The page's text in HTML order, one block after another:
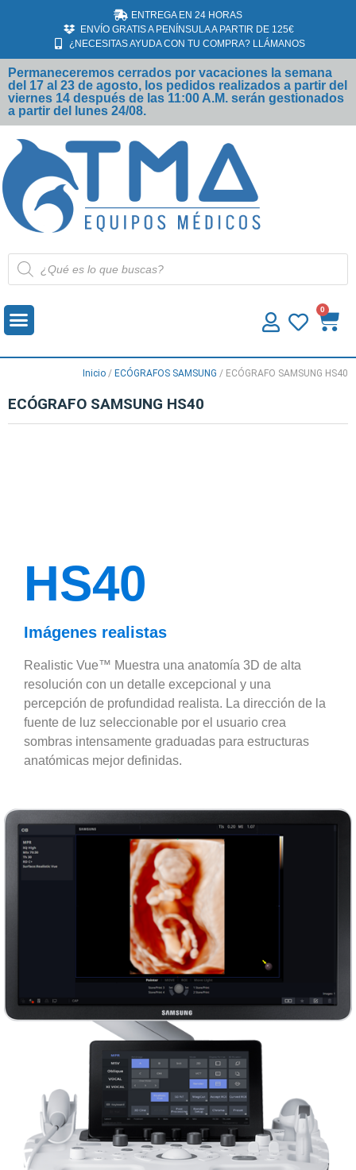
ENTREGA EN 24 HORAS
ENVÍO GRATIS A PENÍNSULA A PARTIR DE 125€
¿NECESITAS AYUDA CON TU COMPRA? LLÁMANOS
Permaneceremos cerrados por vacaciones la semana
del 17 al 23 de agosto, los pedidos realizados a partir del
viernes 14 después de las 11:00 A.M. serán gestionados
a partir del lunes 24/08.
0
Inicio / ECÓGRAFOS SAMSUNG / ECÓGRAFO SAMSUNG HS40
ECÓGRAFO SAMSUNG HS40
HS40
Imágenes realistas
Realistic Vue™ Muestra una anatomía 3D de alta
resolución con un detalle excepcional y una
percepción de profundidad realista. La dirección de la
fuente de luz seleccionable por el usuario crea
sombras intensamente graduadas para estructuras
anatómicas mejor definidas.